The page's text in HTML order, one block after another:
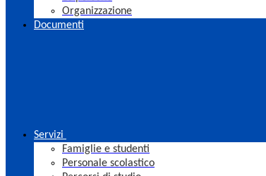
Organizzazione
Documenti
Servizi
Famiglie e studenti
Personale scolastico